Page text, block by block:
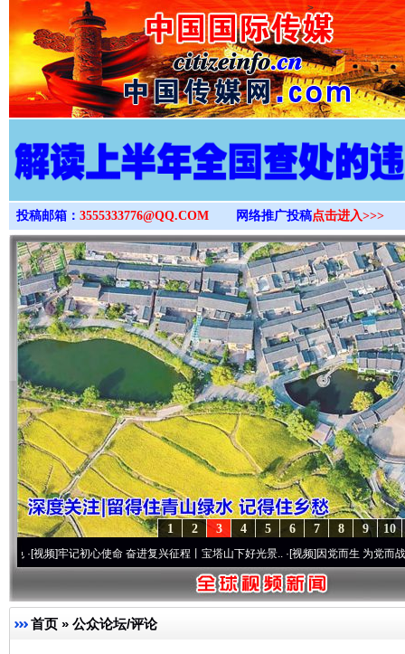
>
投稿邮箱： 3555333776@QQ.COM 网络推广投稿点击进入>>>
10
9
8
7
6
5
4
3
2
1
牢记初心使命 奋进复兴征程丨宝塔山下好光景..·[视频]因党而生 为党而战——百年“
首页 » 公众论坛/评论